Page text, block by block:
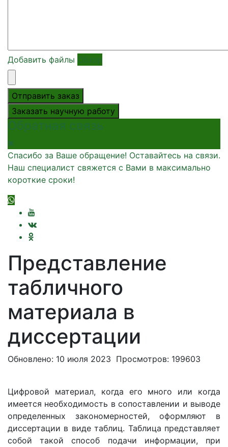
Добавить файлы Обзор
Отправить заказ
Заказать научную работу
Обратная связь
Спасибо за Ваше обращение! Оставайтесь на связи.
Наш специалист свяжется с Вами в максимально
короткие сроки!
Представление
табличного
материала в
диссертации
Обновлено: 10 июля 2023 Просмотров: 199603
Цифровой материал, когда его много или когда
имеется необходимость в сопоставлении и выводе
определенных закономерностей, оформляют в
диссертации в виде таблиц. Таблица представляет
собой такой способ подачи информации, при